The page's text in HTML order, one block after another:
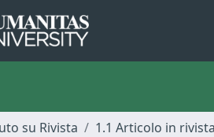
su Rivista 1.1 Articolo in rivista